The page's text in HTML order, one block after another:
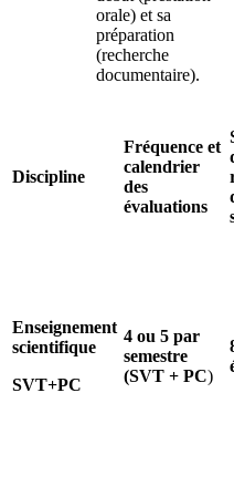
orale) et sa
préparation
(recherche
documentaire).
Discipline
Fréquence et
calendrier
des
évaluations
Enseignement
scientifique
SVT+PC
4 ou 5 par
semestre
(SVT + PC)